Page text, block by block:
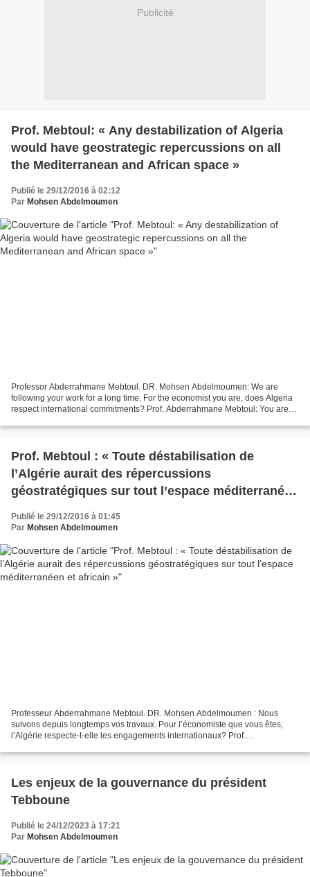
Publicité
Prof. Mebtoul: « Any destabilization of Algeria
would have geostrategic repercussions on all
the Mediterranean and African space »
Publié le 29/12/2016 à 02:12
Par Mohsen Abdelmoumen
Professor Abderrahmane Mebtoul. DR. Mohsen Abdelmoumen: We are
following your work for a long time. For the economist you are, does Algeria
respect international commitments? Prof. Abderrahmane Mebtoul: You are
Prof. Mebtoul : « Toute déstabilisation de
l’Algérie aurait des répercussions
géostratégiques sur tout l’espace méditerranéen
et africain »
Publié le 29/12/2016 à 01:45
Par Mohsen Abdelmoumen
Professeur Abderrahmane Mebtoul. DR. Mohsen Abdelmoumen : Nous
suivons depuis longtemps vos travaux. Pour l’économiste que vous êtes,
l’Algérie respecte-t-elle les engagements internationaux? Prof.
Les enjeux de la gouvernance du président
Tebboune
Publié le 24/12/2023 à 17:21
Par Mohsen Abdelmoumen